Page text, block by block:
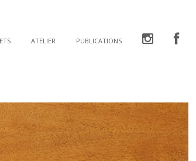
ATELIER PUBLICATIONS